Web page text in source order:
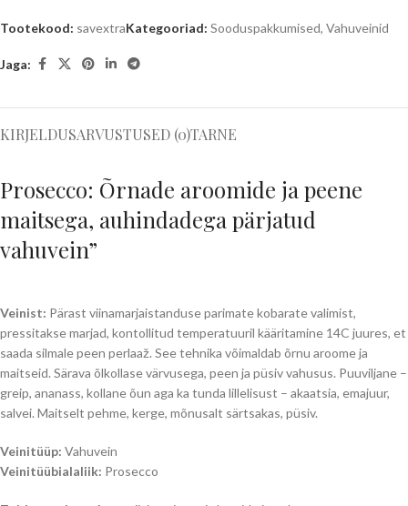
Tootekood: savextraKategooriad: Sooduspakkumised, Vahuveinid
Jaga:
KIRJELDUSARVUSTUSED (0)TARNE
Prosecco: Õrnade aroomide ja peene
maitsega, auhindadega pärjatud
vahuvein”
Veinist: Pärast viinamarjaistanduse parimate kobarate valimist,
pressitakse marjad, kontollitud temperatuuril kääritamine 14C juures, et
saada silmale peen perlaaž. See tehnika võimaldab õrnu aroome ja
maitseid. Särava õlkollase värvusega, peen ja püsiv vahusus. Puuviljane –
greip, ananass, kollane õun aga ka tunda lillelisust – akaatsia, emajuur,
salvei. Maitselt pehme, kerge, mõnusalt särtsakas, püsiv.
Veinitüüp: Vahuvein
Veinitüübialaliik: Prosecco